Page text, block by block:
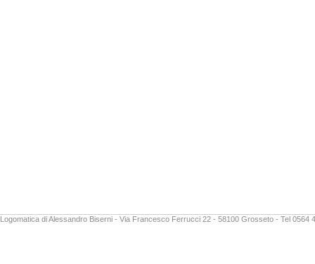
Logomatica di Alessandro Biserni - Via Francesco Ferrucci 22 - 58100 Grosseto - Tel 0564